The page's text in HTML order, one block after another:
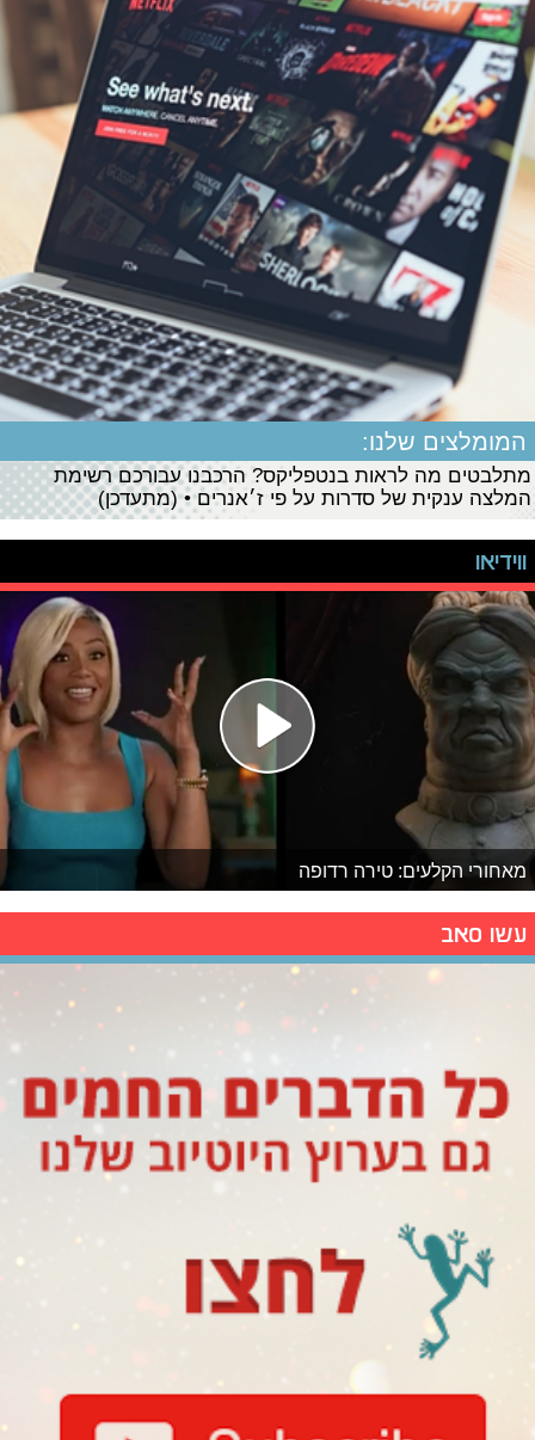
המומלצים שלנו:
מתלבטים מה לראות בנטפליקס? הרכבנו עבורכם רשימת
המלצה ענקית של סדרות על פי ז׳אנרים • (מתעדכן)
ווידיאו
מאחורי הקלעים: טירה רדופה
עשו סאב